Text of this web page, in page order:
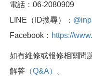
電話：06-2080909
LINE（ID搜尋）：
Facebook： https://
如有維修或報修相關問
解答 （Q&A） 。